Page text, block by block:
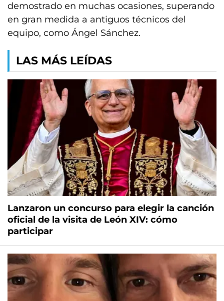
demostrado en muchas ocasiones, superando
en gran medida a antiguos técnicos del
equipo, como Ángel Sánchez.
LAS MÁS LEÍDAS
Lanzaron un concurso para elegir la canción
oficial de la visita de León XIV: cómo
participar